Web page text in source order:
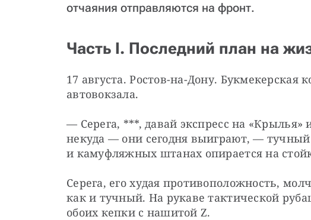
отчаяния отправляются на фронт.
Часть I. Последний план на
17 августа. Ростов-на-Дону. Букмекерская
автовокзала.
— Серега, ***, давай экспресс на «Крылья»
некуда — они сегодня выиграют, —
и камуфляжных штанах опирается на
Серега, его худая противоположность,
как и тучный. На рукаве тактической
обоих кепки с нашитой Z.